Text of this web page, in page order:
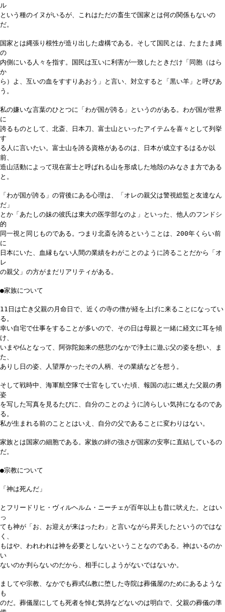
ル
という種のイヌがいるが、これはただの畜生で国家とは何の関係もないの
だ。
国家とは縄張り根性が造り出した虚構である。そして国民とは、たまたま縄
の
内側にいる人々を指す。国民は互いに利害が一致したときだけ「同胞（はら
か
ら）よ、互いの血をすすりあおう」と言い、対立すると「黒い羊」と呼びあ
う。
私の嫌いな言葉のひとつに「わが国が誇る」というのがある。わが国が世界
に
誇るものとして、北斎、日本刀、富士山といったアイテムを喜々として列挙
す
る人に言いたい。富士山を誇る資格があるのは、日本が成立するはるか以
前、
造山活動によって現在富士と呼ばれる山を形成した地殻のみなさま方である
と。
「わが国が誇る」の背後にある心理は、「オレの親父は警視総監と友達なん
だ」
とか「あたしの妹の彼氏は東大の医学部なのよ」といった、他人のフンドシ
的
同一視と同じものである。つまり北斎を誇るということは、200年くらい前
に
日本にいた、血縁もない人間の業績をわがことのように誇ることだから「オ
レ
の親父」の方がまだリアリティがある。
●家族について
11日は亡き父親の月命日で、近くの寺の僧が経を上げに来ることになってい
る。
幸い自宅で仕事をすることが多いので、その日は母親と一緒に経文に耳を傾
け、
いまや仏となって、阿弥陀如来の慈悲のなかで浄土に遊ぶ父の姿を想い、ま
た、
ありし日の姿、人望厚かったその人柄、その業績などを想う。
そして戦時中、海軍航空隊で士官をしていた頃、報国の志に燃えた父親の勇
姿
を写した写真を見るたびに、自分のことのように誇らしい気持になるのであ
る。
私が生まれる前のこととはいえ、自分の父であることに変わりはない。
家族とは国家の細胞である。家族の絆の強さが国家の安寧に直結しているの
だ。
●宗教について
「神は死んだ」
とフリードリヒ・ヴィルヘルム・ニーチェが百年以上も昔に吠えた。とはい
っ
ても神が「お、お迎えが来はったわ」と言いながら昇天したというのではな
く、
もはや、われわれは神を必要としないということなのである。神はいるのか
い
ないのか判らないのだから、相手にしようがないではないか。
ましてや宗教、なかでも葬式仏教に堕した寺院は葬儀屋のためにあるような
も
のだ。葬儀屋にしても死者を悼む気持などないのは明白で、父親の葬儀の準